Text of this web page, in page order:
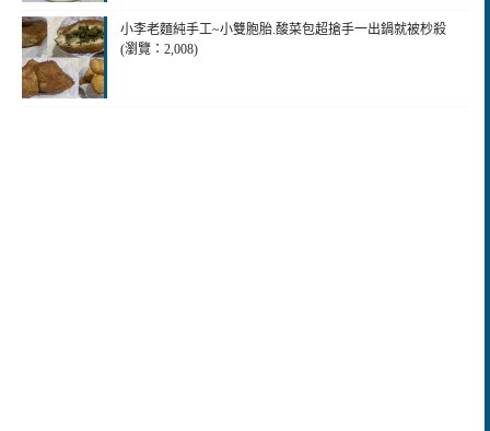
小李老麵純手工~小雙胞胎.酸菜包超搶手一出鍋就被杪殺
(瀏覽：2,008)